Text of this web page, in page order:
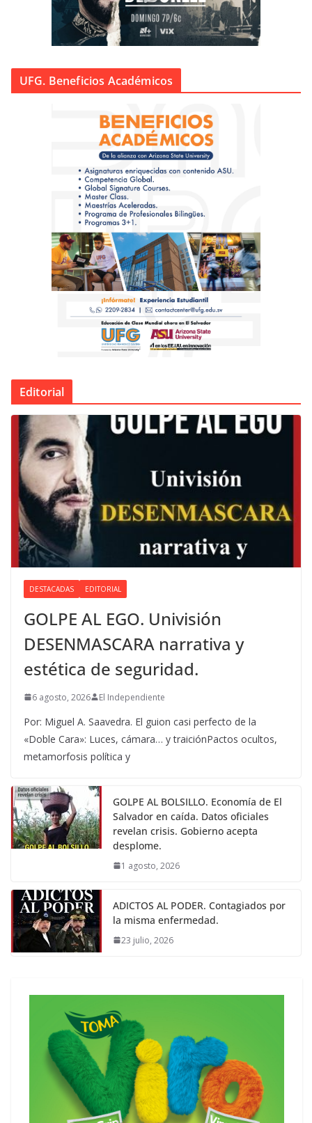
UFG. Beneficios Académicos
Editorial
DESTACADAS EDITORIAL
GOLPE AL EGO. Univisión
DESENMASCARA narrativa y
estética de seguridad.
6 agosto, 2026 El Independiente
Por: Miguel A. Saavedra. El guion casi perfecto de la
«Doble Cara»: Luces, cámara… y traiciónPactos ocultos,
metamorfosis política y
GOLPE AL BOLSILLO. Economía de El
Salvador en caída. Datos oficiales
revelan crisis. Gobierno acepta
desplome.
1 agosto, 2026
ADICTOS AL PODER. Contagiados por
la misma enfermedad.
23 julio, 2026